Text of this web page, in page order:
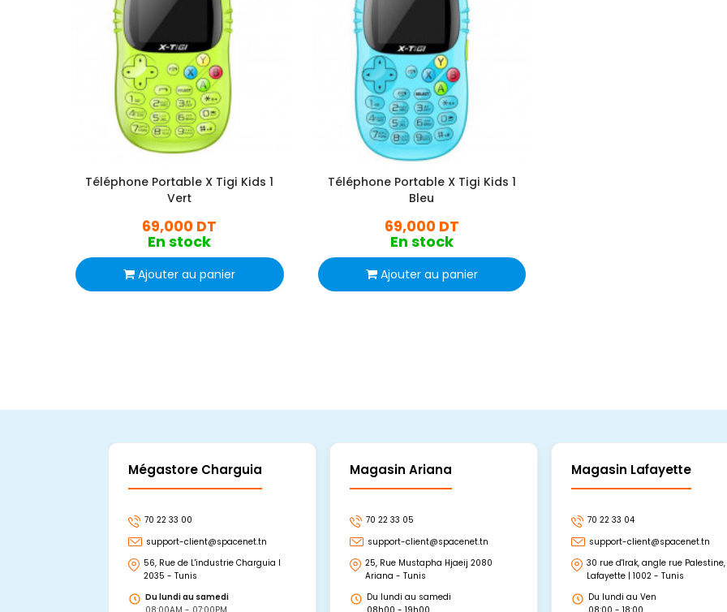
Téléphone Portable X Tigi Kids 1
Vert
69,000 DT
En stock
Ajouter au panier
Téléphone Portable X Tigi Kids 1
Bleu
69,000 DT
En stock
Ajouter au panier
Mégastore Charguia
70 22 33 00
support-client@spacenet.tn
56, Rue de L'industrie Charguia I
2035 - Tunis
Du lundi au samedi
Magasin Ariana
70 22 33 05
support-client@spacenet.tn
25, Rue Mustapha Hjaeij 2080
Ariana - Tunis
Du lundi au samedi
Magasin Lafayette
70 22 33 04
support-client@spacenet.tn
30 rue d'Irak, angle rue Palestine,
Lafayette | 1002 - Tunis
Du lundi au Ven